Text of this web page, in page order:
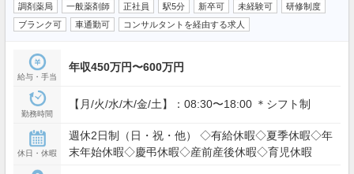
調剤薬局 一般薬剤師 正社員 駅5分 新卒可 未経験可
研修制度
ブランク可
車通勤可 コンサルタントを経由する求人
給与・手当
年収450万円〜600万円
勤務時間
【月/火/水/木/金/土】：08:30〜18:00 ＊シフト制
休日・休暇
週休2日制（日・祝・他） ◇有給休暇◇夏季休暇◇年
末年始休暇◇慶弔休暇◇産前産後休暇◇育児休暇